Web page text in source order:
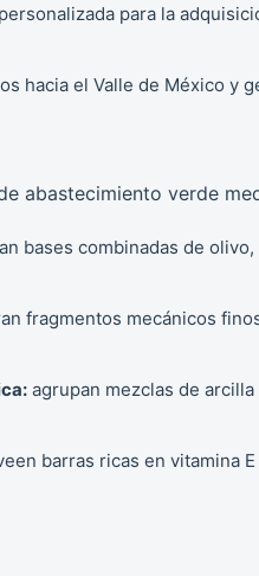
para la
hacia el Valle de México y
abastecimiento verde
bases combinadas de
fragmentos mecánicos
agrupan mezclas de
barras ricas en vitamina